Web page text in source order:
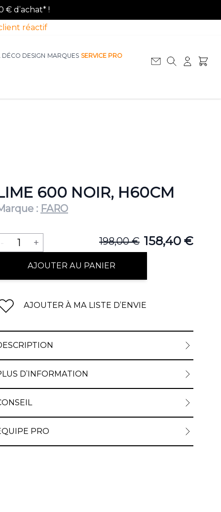
€ d’achat* !
réactif
DÉCO DESIGN MARQUES SERVICE PRO
600 NOIR, H60CM
: FARO
198,00 € 158,40 €
- 1 +
AJOUTER AU PANIER
AJOUTER À MA LISTE D’ENVIE
D’INFORMATION
PRO